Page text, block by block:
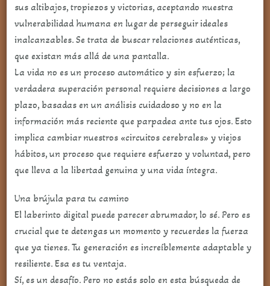
sus altibajos, tropiezos y victorias, aceptando nuestra
vulnerabilidad humana en lugar de perseguir ideales
inalcanzables. Se trata de buscar relaciones auténticas,
que existan más allá de una pantalla.
La vida no es un proceso automático y sin esfuerzo; la
verdadera superación personal requiere decisiones a largo
plazo, basadas en un análisis cuidadoso y no en la
información más reciente que parpadea ante tus ojos. Esto
implica cambiar nuestros «circuitos cerebrales» y viejos
hábitos, un proceso que requiere esfuerzo y voluntad, pero
que lleva a la libertad genuina y una vida íntegra.
Una brújula para tu camino
El laberinto digital puede parecer abrumador, lo sé. Pero es
crucial que te detengas un momento y recuerdes la fuerza
que ya tienes. Tu generación es increíblemente adaptable y
resiliente. Esa es tu ventaja.
Sí, es un desafío. Pero no estás solo en esta búsqueda de